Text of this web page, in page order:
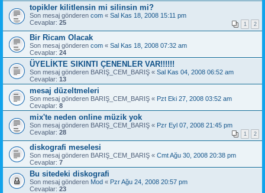
topikler kilitlensin mi silinsin mi?
Son mesaj gönderen com « Sal Kas 18, 2008 15:11 pm
Cevaplar: 25 1 2
Bir Ricam Olacak
Son mesaj gönderen com « Sal Kas 18, 2008 07:32 am
Cevaplar: 24
ÜYELİKTE SIKINTI ÇENENLER VAR!!!!!!
Son mesaj gönderen BARIŞ_CEM_BARIŞ « Sal Kas 04, 2008 06:52 am
Cevaplar: 13
mesaj düzeltmeleri
Son mesaj gönderen BARIŞ_CEM_BARIŞ « Pzt Eki 27, 2008 03:52 am
Cevaplar: 8
mix'te neden online müzik yok
Son mesaj gönderen BARIŞ_CEM_BARIŞ « Pzr Eyl 07, 2008 21:45 pm
Cevaplar: 28 1 2
diskografi meselesi
Son mesaj gönderen BARIŞ_CEM_BARIŞ « Cmt Ağu 30, 2008 20:38 pm
Cevaplar: 7
Bu sitedeki diskografi
Son mesaj gönderen Mod « Pzr Ağu 24, 2008 20:57 pm
Cevaplar: 23